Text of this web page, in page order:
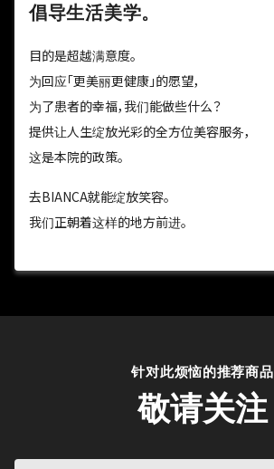
倡导生活美学。
目的是超越满意度。
为回应「更美丽更健康」的愿望，
为了患者的幸福，我们能做些什么？
提供让人生绽放光彩的全方位美容服务，
这是本院的政策。
去BIANCA就能绽放笑容。
我们正朝着这样的地方前进。
针对此烦恼的推荐商品
敬请关注